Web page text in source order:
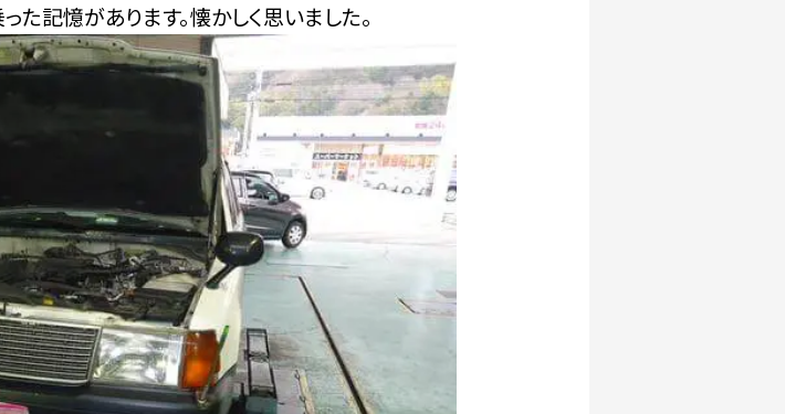
記憶があります。懐かしく思いました。